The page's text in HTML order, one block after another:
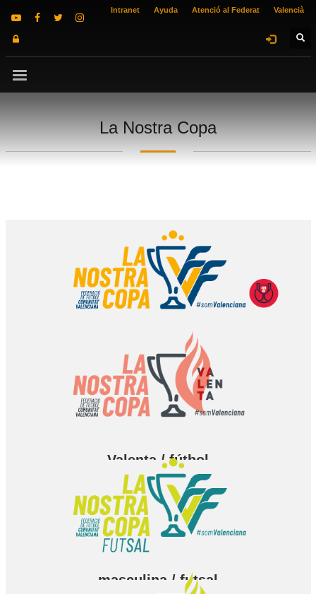
Intranet Ayuda Atenció al Federat Valencià
La Nostra Copa
masculina / fútbol
Valenta / fútbol
masculina / futsal